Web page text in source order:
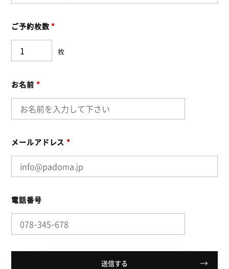
ご予約枚数*
枚
お名前 *
メールアドレス*
電話番号